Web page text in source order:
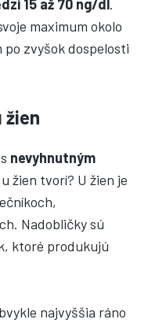
15 až 70 ng/dl.
maximum okolo
po zvyšok dospelosti
žien
nevyhnutným
žien tvorí? U žien je
Nadobličky sú
ktoré produkujú
najvyššia ráno